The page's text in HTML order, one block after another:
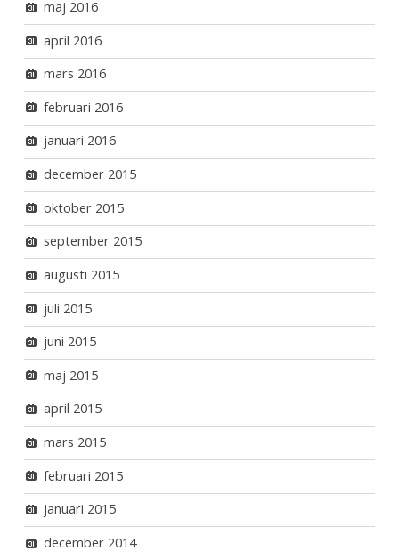
maj 2016
april 2016
mars 2016
februari 2016
januari 2016
december 2015
oktober 2015
september 2015
augusti 2015
juli 2015
juni 2015
maj 2015
april 2015
mars 2015
februari 2015
januari 2015
december 2014